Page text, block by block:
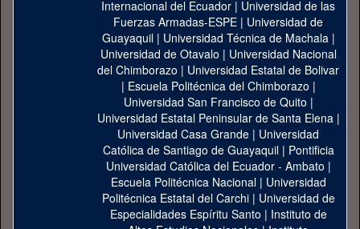
Internacional del Ecuador | Universidad de las
Fuerzas Armadas-ESPE | Universidad de
Guayaquil| Universidad Técnica de Machala|
Universidad de Otavalo | Universidad Nacional
del Chimborazo | Universidad Estatal de Bolivar
| Escuela Politécnica del Chimborazo |
Universidad San Francisco de Quito |
Universidad Estatal Peninsular de Santa Elena|
Universidad Casa Grande | Universidad
Católica de Santiago de Guayaquil| Pontificia
Universidad Católica del Ecuador - Ambato |
Escuela Politécnica Nacional| Universidad
Politécnica Estatal del Carchi| Universidad de
Especialidades Espíritu Santo | Instituto de